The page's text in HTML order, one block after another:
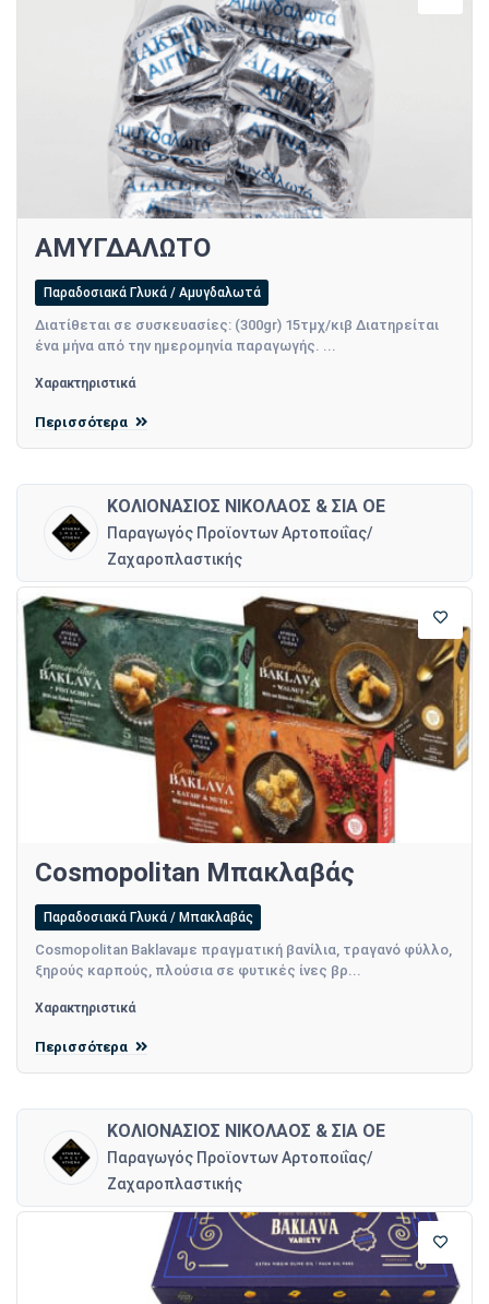
AMYΓ∆ΑΛΩΤΟ
Παραδοσιακά Γλυκά / Αμυγδαλωτά
∆ιατίθεται σε συσκευασίες: (300gr) 15τµχ/κιβ ∆ιατηρείται
ένα µήνα από την ηµεροµηνία παραγωγής. ...
Χαρακτηριστικά
Περισσότερα
ΚΟΛΙΟΝΑΣΙΟΣ ΝΙΚΟΛΑΟΣ & ΣΙΑ ΟΕ
Παραγωγός Προϊοντων Αρτοποιΐας/
Ζαχαροπλαστικής
Cosmopolitan Μπακλαβάς
Παραδοσιακά Γλυκά / Μπακλαβάς
Cosmopolitan Baklavaμε πραγματική βανίλια, τραγανό φύλλο,
ξηρούς καρπούς, πλούσια σε φυτικές ίνες βρ...
Χαρακτηριστικά
Περισσότερα
ΚΟΛΙΟΝΑΣΙΟΣ ΝΙΚΟΛΑΟΣ & ΣΙΑ ΟΕ
Παραγωγός Προϊοντων Αρτοποιΐας/
Ζαχαροπλαστικής